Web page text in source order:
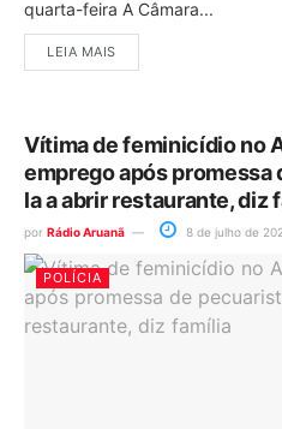
quarta-feira A Câmara...
LEIA MAIS
Vítima de feminicídio no
emprego após promessa
la a abrir restaurante, diz
por Rádio Aruanã 8 de julho de
POLÍCIA